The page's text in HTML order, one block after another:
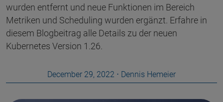
wurden entfernt und neue Funktionen im Bereich
Metriken und Scheduling wurden ergänzt. Erfahre in
diesem Blogbeitrag alle Details zu der neuen
Kubernetes Version 1.26.
December 29, 2022 ⋅ Dennis Hemeier